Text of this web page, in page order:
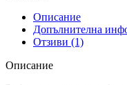
Описание
Допълнителна
Отзиви (1)
Описание